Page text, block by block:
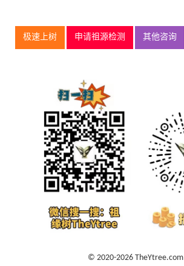
极速上树 申请祖源检测 其他咨询
© 2020-2026 TheYtree.com